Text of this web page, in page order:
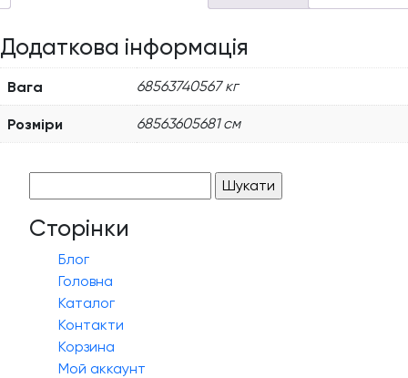
Додаткова інформація
Вага 68563740567 кг
Розміри 68563605681 см
Сторінки
Блог
Головна
Каталог
Контакти
Корзина
Мой аккаунт